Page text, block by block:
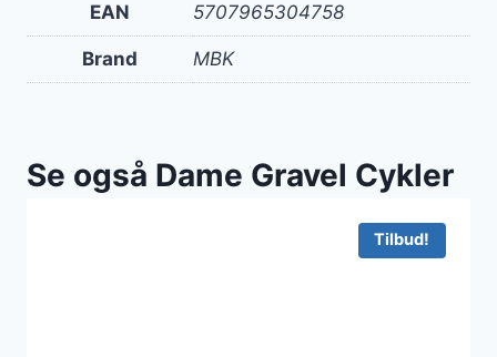
EAN 5707965304758
Brand MBK
Se også Dame Gravel Cykler
Tilbud!